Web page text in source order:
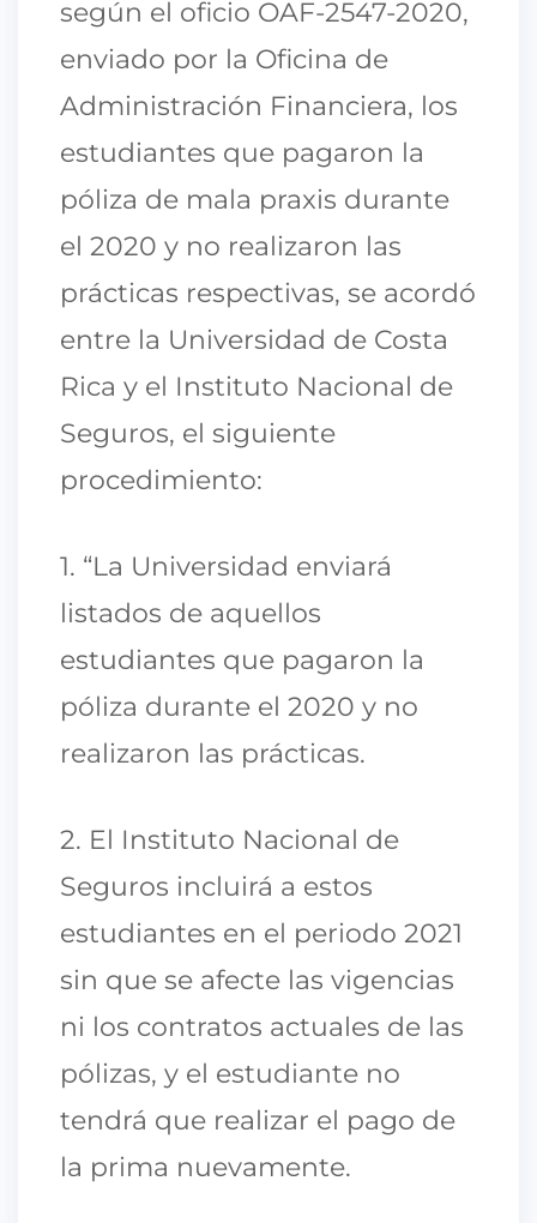
según el oficio OAF-2547-2020,
enviado por la Oficina de
Administración Financiera, los
estudiantes que pagaron la
póliza de mala praxis durante
el 2020 y no realizaron las
prácticas respectivas, se acordó
entre la Universidad de Costa
Rica y el Instituto Nacional de
Seguros, el siguiente
procedimiento:
1. “La Universidad enviará
listados de aquellos
estudiantes que pagaron la
póliza durante el 2020 y no
realizaron las prácticas.
2. El Instituto Nacional de
Seguros incluirá a estos
estudiantes en el periodo 2021
sin que se afecte las vigencias
ni los contratos actuales de las
pólizas, y el estudiante no
tendrá que realizar el pago de
la prima nuevamente.